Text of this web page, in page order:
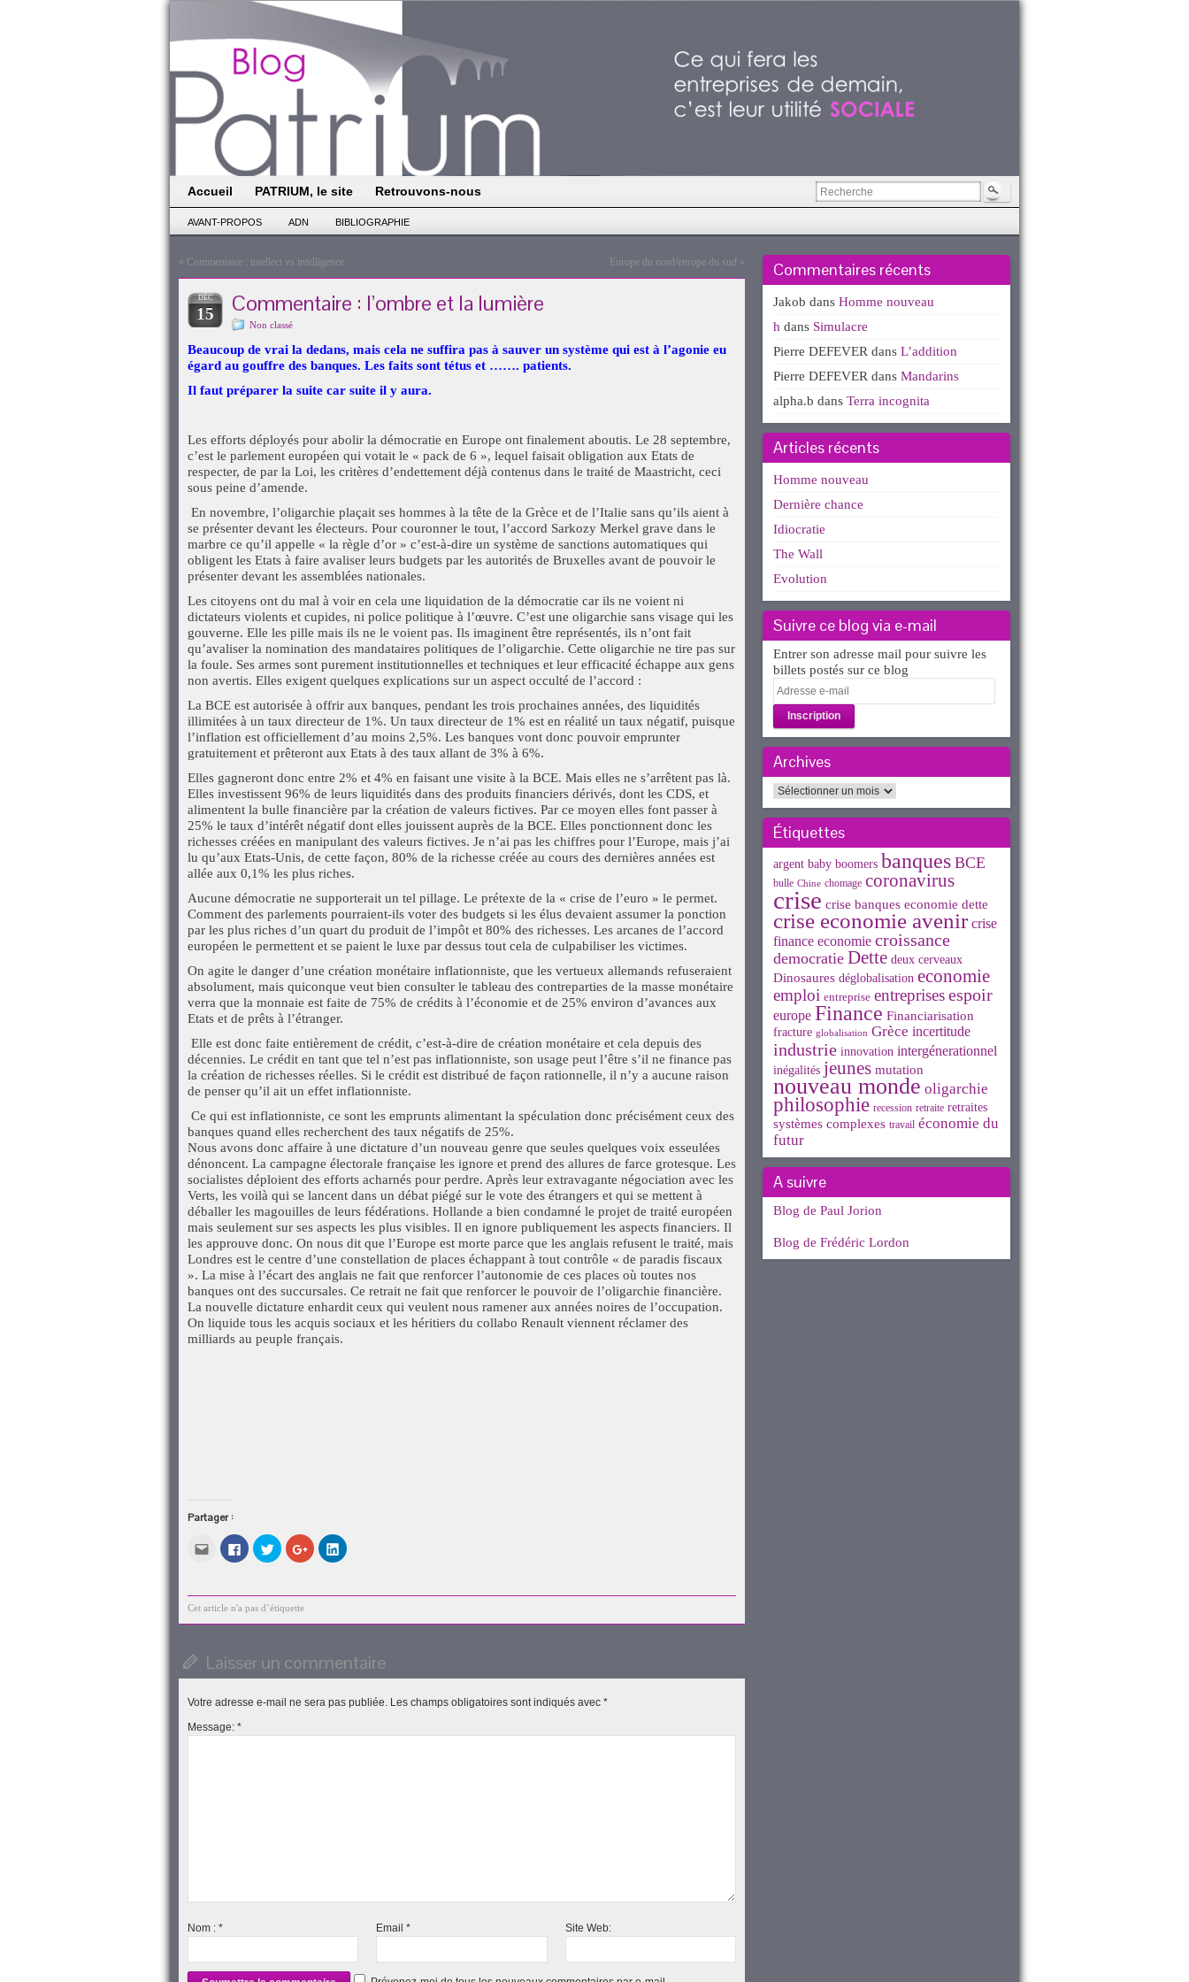
Accueil PATRIUM, le site Retrouvons-nous
AVANT-PROPOS ADN BIBLIOGRAPHIE
« Commentaire : intellect vs intelligence Europe du nord/europe du sud »
DÉC
15 Commentaire : l’ombre et la lumière
Non classé
Beaucoup de vrai la dedans, mais cela ne suffira pas à sauver un système qui est à l’agonie eu
égard au gouffre des banques. Les faits sont tétus et ……. patients.
Il faut préparer la suite car suite il y aura.
Les efforts déployés pour abolir la démocratie en Europe ont finalement aboutis. Le 28 septembre,
c’est le parlement européen qui votait le « pack de 6 », lequel faisait obligation aux Etats de
respecter, de par la Loi, les critères d’endettement déjà contenus dans le traité de Maastricht, ceci
sous peine d’amende.
En novembre, l’oligarchie plaçait ses hommes à la tête de la Grèce et de l’Italie sans qu’ils aient à
se présenter devant les électeurs. Pour couronner le tout, l’accord Sarkozy Merkel grave dans le
marbre ce qu’il appelle « la règle d’or » c’est-à-dire un système de sanctions automatiques qui
obligent les Etats à faire avaliser leurs budgets par les autorités de Bruxelles avant de pouvoir le
présenter devant les assemblées nationales.
Les citoyens ont du mal à voir en cela une liquidation de la démocratie car ils ne voient ni
dictateurs violents et cupides, ni police politique à l’œuvre. C’est une oligarchie sans visage qui les
gouverne. Elle les pille mais ils ne le voient pas. Ils imaginent être représentés, ils n’ont fait
qu’avaliser la nomination des mandataires politiques de l’oligarchie. Cette oligarchie ne tire pas sur
la foule. Ses armes sont purement institutionnelles et techniques et leur efficacité échappe aux gens
non avertis. Elles exigent quelques explications sur un aspect occulté de l’accord :
La BCE est autorisée à offrir aux banques, pendant les trois prochaines années, des liquidités
illimitées à un taux directeur de 1%. Un taux directeur de 1% est en réalité un taux négatif, puisque
l’inflation est officiellement d’au moins 2,5%. Les banques vont donc pouvoir emprunter
gratuitement et prêteront aux Etats à des taux allant de 3% à 6%.
Elles gagneront donc entre 2% et 4% en faisant une visite à la BCE. Mais elles ne s’arrêtent pas là.
Elles investissent 96% de leurs liquidités dans des produits financiers dérivés, dont les CDS, et
alimentent la bulle financière par la création de valeurs fictives. Par ce moyen elles font passer à
25% le taux d’intérêt négatif dont elles jouissent auprès de la BCE. Elles ponctionnent donc les
richesses créées en manipulant des valeurs fictives. Je n’ai pas les chiffres pour l’Europe, mais j’ai
lu qu’aux Etats-Unis, de cette façon, 80% de la richesse créée au cours des dernières années est
allée aux 0,1% les plus riches.
Aucune démocratie ne supporterait un tel pillage. Le prétexte de la « crise de l’euro » le permet.
Comment des parlements pourraient-ils voter des budgets si les élus devaient assumer la ponction
par les plus riches d’un quart du produit de l’impôt et 80% des richesses. Les arcanes de l’accord
européen le permettent et se paient le luxe par dessus tout cela de culpabiliser les victimes.
On agite le danger d’une création monétaire inflationniste, que les vertueux allemands refuseraient
absolument, mais quiconque veut bien consulter le tableau des contreparties de la masse monétaire
verra que la monnaie est faite de 75% de crédits à l’économie et de 25% environ d’avances aux
Etats et de prêts à l’étranger.
Elle est donc faite entièrement de crédit, c’est-à-dire de création monétaire et cela depuis des
décennies. Le crédit en tant que tel n’est pas inflationniste, son usage peut l’être s’il ne finance pas
la création de richesses réelles. Si le crédit est distribué de façon rationnelle, il n’y a aucune raison
de penser qu’il ait un effet inflationniste.
Ce qui est inflationniste, ce sont les emprunts alimentant la spéculation donc précisément ceux des
banques quand elles recherchent des taux négatifs de 25%.
Nous avons donc affaire à une dictature d’un nouveau genre que seules quelques voix esseulées
dénoncent. La campagne électorale française les ignore et prend des allures de farce grotesque. Les
socialistes déploient des efforts acharnés pour perdre. Après leur extravagante négociation avec les
Verts, les voilà qui se lancent dans un débat piégé sur le vote des étrangers et qui se mettent à
déballer les magouilles de leurs fédérations. Hollande a bien condamné le projet de traité européen
mais seulement sur ses aspects les plus visibles. Il en ignore publiquement les aspects financiers. Il
les approuve donc. On nous dit que l’Europe est morte parce que les anglais refusent le traité, mais
Londres est le centre d’une constellation de places échappant à tout contrôle « de paradis fiscaux
». La mise à l’écart des anglais ne fait que renforcer l’autonomie de ces places où toutes nos
banques ont des succursales. Ce retrait ne fait que renforcer le pouvoir de l’oligarchie financière.
La nouvelle dictature enhardit ceux qui veulent nous ramener aux années noires de l’occupation.
On liquide tous les acquis sociaux et les héritiers du collabo Renault viennent réclamer des
milliards au peuple français.
Partager :
Cliquez
pour
envoyer
mail
à
nouvelle
fenêtre)
Cliquez
pour
partager
dans
une
Cliquez
pour
partager
dans
une
Cliquez
pour
partager
(ouvre
Cliquez
pour
dans
Cet article n'a pas d’étiquette
Laisser un commentaire
Votre adresse e-mail ne sera pas publiée. Les champs obligatoires sont indiqués avec *
Message: *
Nom : * Email* Site Web:
Commentaires récents
Jakob dans Homme nouveau
h dans Simulacre
Pierre DEFEVER dans L’addition
Pierre DEFEVER dans Mandarins
alpha.b dans Terra incognita
Articles récents
Homme nouveau
Dernière chance
Idiocratie
The Wall
Evolution
Suivre ce blog via e-mail
Entrer son adresse mail pour suivre les
billets postés sur ce blog
Adresse
e-
mail
Archives
Archives
Étiquettes
argent baby boomers banques BCE
bulle Chine chomage coronavirus
crise crise banques economie dette
crise economie avenir crise
finance economie croissance
democratie Dette deux cerveaux
Dinosaures déglobalisation economie
emploi entreprise entreprisesespoir
europe Finance Financiarisation
fracture globalisation Grèce incertitude
industrie innovation intergénerationnel
inégalités jeunes mutation
nouveau monde oligarchie
philosophie recession retraite retraites
systèmes complexes travail économie du
futur
A suivre
Blog de Paul Jorion
Blog de Frédéric Lordon